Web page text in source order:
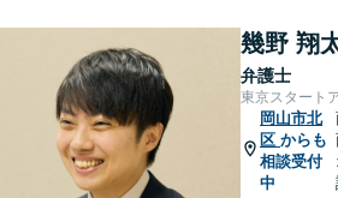
幾野 翔
弁護士
東京スタート
岡山市北
区 からも
相談受付
中